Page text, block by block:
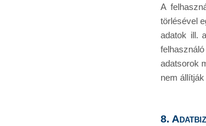
A
törlésével
adatok ill.
adatsorok
nem
8.